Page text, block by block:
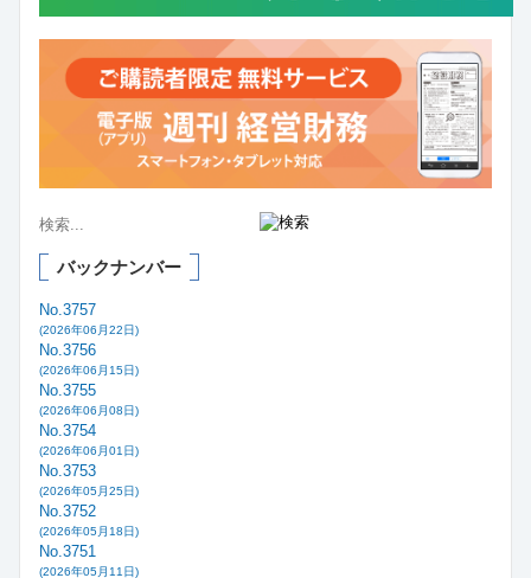
バックナンバー
No.3757
(2026年06月22日)
No.3756
(2026年06月15日)
No.3755
(2026年06月08日)
No.3754
(2026年06月01日)
No.3753
(2026年05月25日)
No.3752
(2026年05月18日)
No.3751
(2026年05月11日)